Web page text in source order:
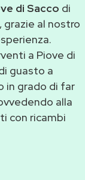
di Sacco di
al nostro
a Piove di
guasto a
in grado di far
alla
con ricambi